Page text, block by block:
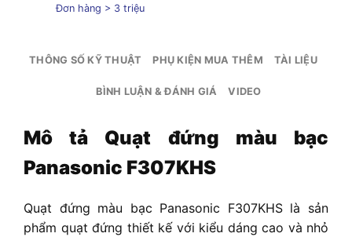
Đơn hàng > 3 triệu
THÔNG SỐ KỸ THUẬT PHỤ KIỆN MUA THÊM TÀI LIỆU
BÌNH LUẬN & ĐÁNH GIÁ VIDEO
Mô tả Quạt đứng màu bạc
Panasonic F307KHS
Quạt đứng màu bạc Panasonic F307KHS là sản
phẩm quạt đứng thiết kế với kiểu dáng cao và nhỏ